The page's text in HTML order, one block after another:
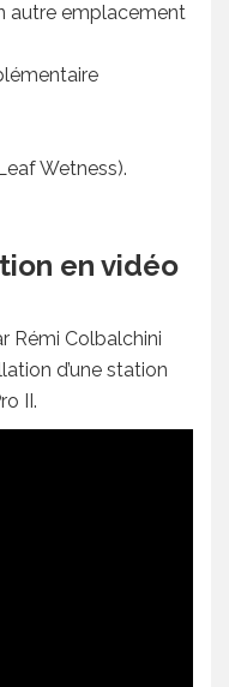
autre emplacement
Wetness).
en vidéo
Rémi Colbalchini
d’une station
II.